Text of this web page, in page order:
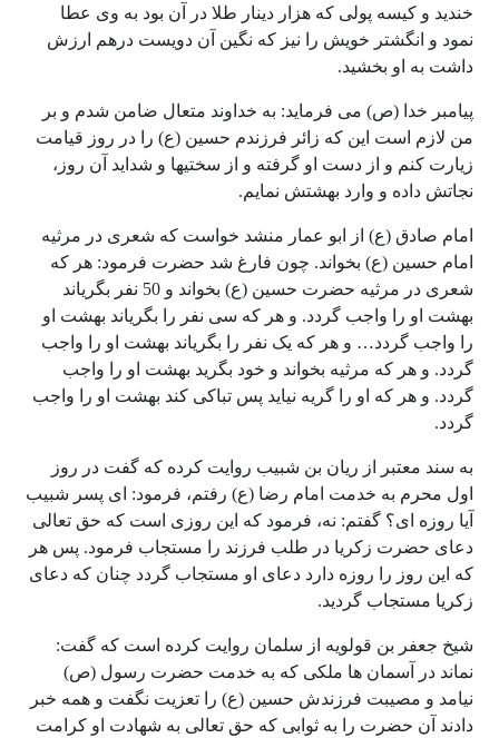
خندید و کیسه پولی که هزار دینار طلا در آن بود به وی عطا
نمود و انگشتر خویش را نیز که نگین آن دویست درهم ارزش
داشت به او بخشید.
پیامبر خدا (ص) می فرماید: به خداوند متعال ضامن شدم و بر
من لازم است این که زائر فرزندم حسین (ع) را در روز قیامت
زیارت کنم و از دست او گرفته و از سختیها و شداید آن روز،
نجاتش داده و وارد بهشتش نمایم.
امام صادق (ع) از ابو عمار منشد خواست که شعری در مرثیه
امام حسین (ع) بخواند. چون فارغ شد حضرت فرمود: هر که
شعری در مرثیه حضرت حسین (ع) بخواند و 50 نفر بگریاند
بهشت او را واجب گردد. و هر که سی نفر را بگریاند بهشت او
را واجب گردد… و هر که یک نفر را بگریاند بهشت او را واجب
گردد. و هر که مرثیه بخواند و خود بگرید بهشت او را واجب
گردد. و هر که او را گریه نیاید پس تباکی کند بهشت او را واجب
گردد.
به سند معتبر از ریان بن شبیب روایت کرده که گفت در روز
اول محرم به خدمت امام رضا (ع) رفتم، فرمود: ای پسر شبیب
آیا روزه ای؟ گفتم: نه، فرمود که این روزی است که حق تعالی
دعای حضرت زکریا در طلب فرزند را مستجاب فرمود. پس هر
که این روز را روزه دارد دعای او مستجاب گردد چنان که دعای
زکریا مستجاب گردید.
شیخ جعفر بن قولویه از سلمان روایت کرده است که گفت:
نماند در آسمان ها ملکی که به خدمت حضرت رسول (ص)
نیامد و مصیبت فرزندش حسین (ع) را تعزیت نگفت و همه خبر
دادند آن حضرت را به ثوابی که حق تعالی به شهادت او کرامت